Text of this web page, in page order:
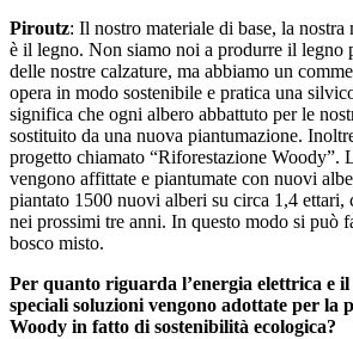
Piroutz: Il nostro materiale di base, la nostra
è il legno. Non siamo noi a produrre il legno
delle nostre calzature, ma abbiamo un
opera in modo sostenibile e pratica una
significa che ogni albero abbattuto per le
sostituito da una nuova piantumazione.
progetto chiamato “Riforestazione Woody”.
vengono affittate e piantumate con nuovi
piantato 1500 nuovi alberi su circa 1,4 ettari,
nei prossimi tre anni. In questo modo si può
bosco misto.
Per quanto riguarda l’energia elettrica e
speciali soluzioni vengono adottate per la
Woody in fatto di sostenibilità ecologica?